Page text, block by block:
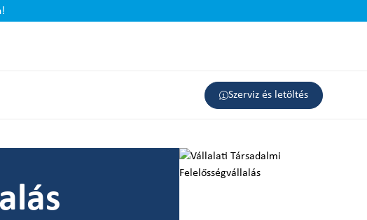
Szerviz és letöltés